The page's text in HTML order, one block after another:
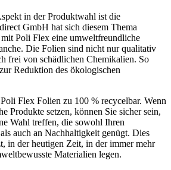
in der Produktwahl ist die
GmbH hat sich diesem Thema
Poli Flex eine umweltfreundliche
Die Folien sind nicht nur qualitativ
frei von schädlichen Chemikalien. So
Reduktion des ökologischen
Flex Folien zu 100 % recycelbar. Wenn
Produkte setzen, können Sie sicher sein,
Wahl treffen, die sowohl Ihren
auch an Nachhaltigkeit genügt. Dies
in der heutigen Zeit, in der immer mehr
Materialien legen.